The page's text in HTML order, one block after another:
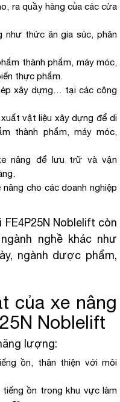
ra quầy hàng của các cửa
như thức ăn gia súc, phân
thành phẩm, máy móc,
thực phẩm.
xây dựng… tại các công
vật liệu xây dựng để di
thành phẩm, máy móc,
nâng để lưu trữ và vận
cho các doanh nghiệp
FE4P25N Noblelift còn
nghề khác như
ngành dược phẩm,
của xe nâng
Noblelift
lượng:
ồn, thân thiện với môi
ồn trong khu vực làm